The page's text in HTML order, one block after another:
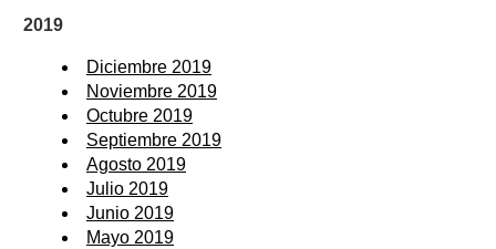
2019
Diciembre 2019
Noviembre 2019
Octubre 2019
Septiembre 2019
Agosto 2019
Julio 2019
Junio 2019
Mayo 2019